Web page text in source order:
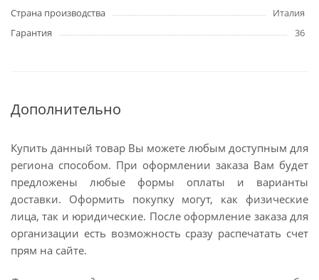
Страна производства
Италия
Гарантия
36
Дополнительно
Купить данный товар Вы можете любым доступным для
региона способом. При оформлении заказа Вам будет
предложены любые формы оплаты и варианты
доставки. Оформить покупку могут, как физические
лица, так и юридические. После оформление заказа для
организации есть возможность сразу распечатать счет
прям на сайте.